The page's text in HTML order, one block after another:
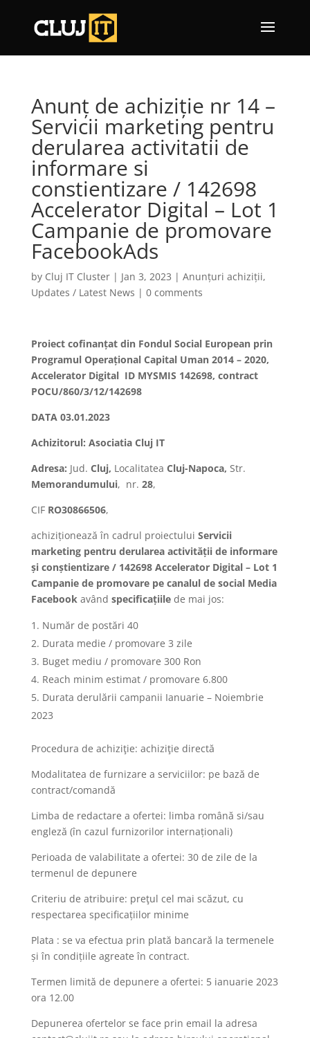
Anunț de achiziție nr 14 –
Servicii marketing pentru
derularea activitatii de
informare si
constientizare / 142698
Accelerator Digital – Lot 1
Campanie de promovare
FacebookAds
by Cluj IT Cluster| Jan 3, 2023 | Anunțuri achiziții,
Updates / Latest News | 0 comments
Proiect cofinanțat din Fondul Social European prin
Programul Operațional Capital Uman 2014 – 2020,
Accelerator Digital ID MYSMIS 142698, contract
POCU/860/3/12/142698
DATA 03.01.2023
Achizitorul: Asociatia Cluj IT
Adresa: Jud. Cluj, Localitatea Cluj-Napoca, Str.
Memorandumului, nr. 28,
CIF RO30866506,
achiziționează în cadrul proiectului Servicii
marketing pentru derularea activității de informare
și conștientizare / 142698 Accelerator Digital – Lot 1
Campanie de promovare pe canalul de social Media
Facebook având specificațiilede mai jos:
Număr de postări 40
Durata medie / promovare 3 zile
Buget mediu / promovare 300 Ron
Reach minim estimat / promovare 6.800
Durata derulării campanii Ianuarie – Noiembrie
2023
Procedura de achiziţie: achiziţie directă
Modalitatea de furnizare a serviciilor: pe bază de
contract/comandă
Limba de redactare a ofertei: limba română si/sau
engleză (în cazul furnizorilor internaționali)
Perioada de valabilitate a ofertei: 30 de zile de la
termenul de depunere
Criteriu de atribuire: preţul cel mai scăzut, cu
respectarea specificațiilor minime
Plata : se va efectua prin plată bancară la termenele
și în condițiile agreate în contract.
Termen limită de depunere a ofertei: 5 ianuarie 2023
ora 12.00
Depunerea ofertelor se face prin email la adresa